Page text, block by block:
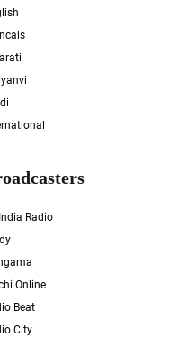
Radio
Online
Beat
City